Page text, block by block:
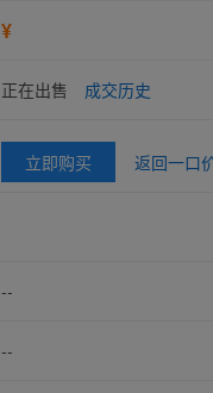
¥
正在出售 成交历史
立即购买 返回一口
--
--